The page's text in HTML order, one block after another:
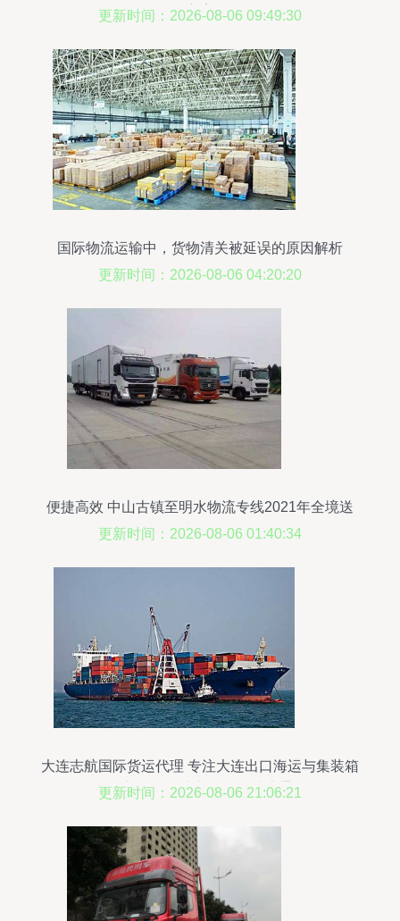
方案
更新时间：2026-08-06 09:49:30
国际物流运输中，货物清关被延误的原因解析
更新时间：2026-08-06 04:20:20
便捷高效 中山古镇至明水物流专线2021年全境送
达服务
更新时间：2026-08-06 01:40:34
大连志航国际货运代理 专注大连出口海运与集装箱
拖车服务，助力货物全球流通
更新时间：2026-08-06 21:06:21